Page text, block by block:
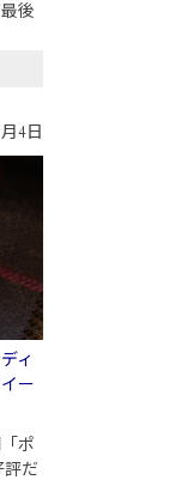
後
4日
ィ
ー
ポ
評だ